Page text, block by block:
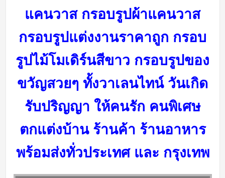
แคนวาส กรอบรูปผ้าแคนวาส
กรอบรูปแต่งงานราคาถูก กรอบ
รูปไม้โมเดิร์นสีขาว กรอบรูปของ
ขวัญสวยๆ ทั้งวาเลนไทน์ วันเกิด
รับปริญญา ให้คนรัก คนพิเศษ
ตกแต่งบ้าน ร้านค้า ร้านอาหาร
พร้อมส่งทั่วประเทศ และ กรุงเทพ